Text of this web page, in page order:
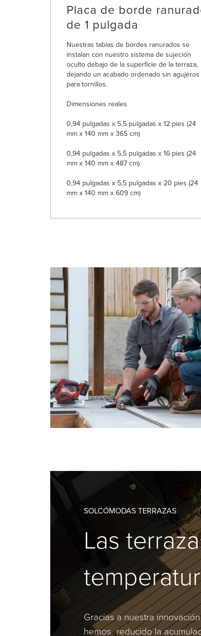
Placa de borde
de 1 pulgada
Nuestras tablas de bordes ranurados se
instalan con nuestro sistema de sujeción
oculto debajo de la superficie de la terraza,
dejando un acabado ordenado sin agujeros
para tornillos.
Dimensiones reales
0,94 pulgadas x 5,5 pulgadas x 12 pies (24
mm x 140 mm x 365 cm)
0,94 pulgadas x 5,5 pulgadas x 16 pies (24
mm x 140 mm x 487 cm)
0,94 pulgadas x 5,5 pulgadas x 20 pies (24
mm x 140 mm x 609 cm)
SOLCÓMODAS TERRAZAS
Las
Gracias a nuestra
hemos reducido la